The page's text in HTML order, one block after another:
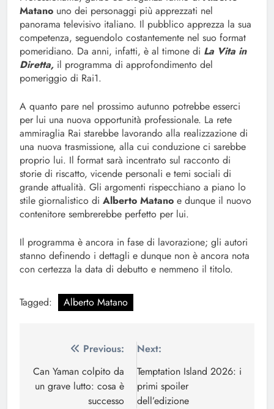
Matano uno dei personaggi più apprezzati nel
panorama televisivo italiano. Il pubblico apprezza la sua
competenza, seguendolo costantemente nel suo format
pomeridiano. Da anni, infatti, è al timone di La Vita in
Diretta, il programma di approfondimento del
pomeriggio di Rai1.
A quanto pare nel prossimo autunno potrebbe esserci
per lui una nuova opportunità professionale. La rete
ammiraglia Rai starebbe lavorando alla realizzazione di
una nuova trasmissione, alla cui conduzione ci sarebbe
proprio lui. Il format sarà incentrato sul racconto di
storie di riscatto, vicende personali e temi sociali di
grande attualità. Gli argomenti rispecchiano a piano lo
stile giornalistico di Alberto Matano e dunque il nuovo
contenitore sembrerebbe perfetto per lui.
Il programma è ancora in fase di lavorazione; gli autori
stanno definendo i dettagli e dunque non è ancora nota
con certezza la data di debutto e nemmeno il titolo.
Tagged: Alberto Matano
Navigazione
articoli
Previous:
Can Yaman colpito da
un grave lutto: cosa è
successo
Next:
Temptation Island 2026: i
primi spoiler
dell’edizione